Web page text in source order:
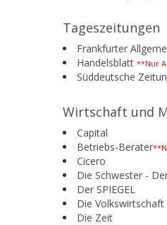
Tageszeitungen
Frankfurter
Handelsblatt **Nur
Süddeutsche
Wirtschaft und
Capital
Betriebs-Berater
Cicero
Die Schwester -
Der SPIEGEL
Die Volkswirtschaft
Die Zeit